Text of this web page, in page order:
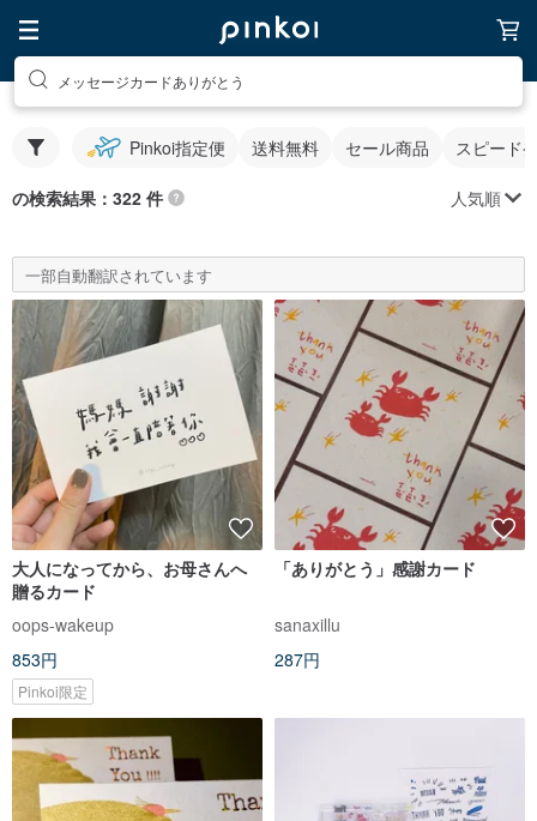
メッセージカードありがとう
Pinkoi指定便 送料無料 セール商品 スピード
の検索結果：322 件 人気順
一部自動翻訳されています
大人になってから、お母さんへ
贈るカード
oops-wakeup
853円
Pinkoi限定
「ありがとう」感謝カード
sanaxillu
287円